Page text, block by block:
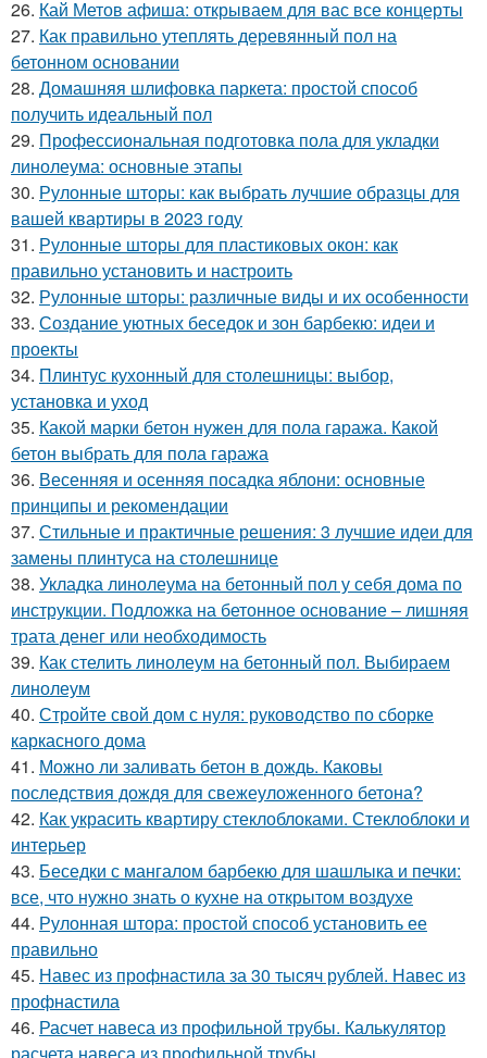
26. Кай Метов афиша: открываем для вас все концерты
27. Как правильно утеплять деревянный пол на
бетонном основании
28. Домашняя шлифовка паркета: простой способ
получить идеальный пол
29. Профессиональная подготовка пола для укладки
линолеума: основные этапы
30. Рулонные шторы: как выбрать лучшие образцы для
вашей квартиры в 2023 году
31. Рулонные шторы для пластиковых окон: как
правильно установить и настроить
32. Рулонные шторы: различные виды и их особенности
33. Создание уютных беседок и зон барбекю: идеи и
проекты
34. Плинтус кухонный для столешницы: выбор,
установка и уход
35. Какой марки бетон нужен для пола гаража. Какой
бетон выбрать для пола гаража
36. Весенняя и осенняя посадка яблони: основные
принципы и рекомендации
37. Стильные и практичные решения: 3 лучшие идеи для
замены плинтуса на столешнице
38. Укладка линолеума на бетонный пол у себя дома по
инструкции. Подложка на бетонное основание – лишняя
трата денег или необходимость
39. Как стелить линолеум на бетонный пол. Выбираем
линолеум
40. Стройте свой дом с нуля: руководство по сборке
каркасного дома
41. Можно ли заливать бетон в дождь. Каковы
последствия дождя для свежеуложенного бетона?
42. Как украсить квартиру стеклоблоками. Стеклоблоки и
интерьер
43. Беседки с мангалом барбекю для шашлыка и печки:
все, что нужно знать о кухне на открытом воздухе
44. Рулонная штора: простой способ установить ее
правильно
45. Навес из профнастила за 30 тысяч рублей. Навес из
профнастила
46. Расчет навеса из профильной трубы. Калькулятор